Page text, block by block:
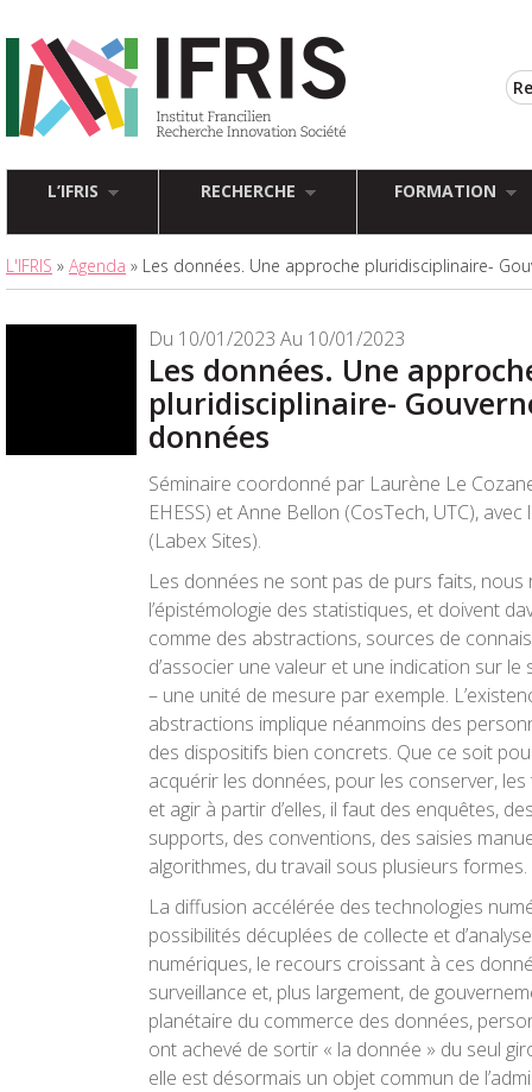
L’IFRIS RECHERCHE FORMATION
L'IFRIS » Agenda » Les données. Une approche pluridisciplinaire-
Du 10/01/2023 Au 10/01/2023
Les données. Une
pluridisciplinaire-
données
Séminaire coordonné par Laurène Le
EHESS) et Anne Bellon (CosTech, UTC), avec
(Labex Sites).
Les données ne sont pas de purs faits, nous
l’épistémologie des statistiques, et doivent
comme des abstractions, sources de
d’associer une valeur et une indication sur
– une unité de mesure par exemple.
abstractions implique néanmoins des
des dispositifs bien concrets. Que ce soit
acquérir les données, pour les conserver,
et agir à partir d’elles, il faut des enquêtes,
supports, des conventions, des saisies
algorithmes, du travail sous plusieurs formes.
La diffusion accélérée des technologies
possibilités décuplées de collecte et
numériques, le recours croissant à ces
surveillance et, plus largement, de
planétaire du commerce des données,
ont achevé de sortir « la donnée » du seul
elle est désormais un objet commun de